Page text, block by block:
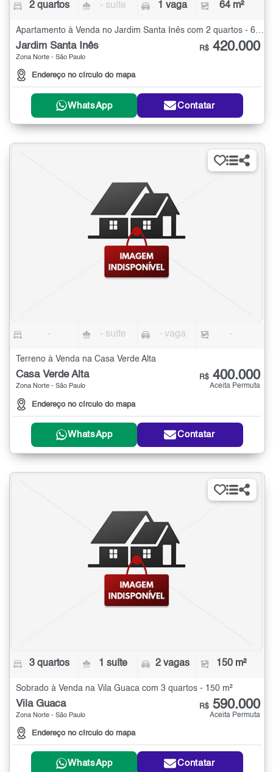
2 quartos - suíte 1 vaga 64 m²
Apartamento à Venda no Jardim Santa Inês com 2 quartos - 64 m²
Jardim Santa Inês
Zona Norte - São Paulo
Endereço no círculo do mapa
R$ 420.000
WhatsApp Contatar
- - suíte - vaga -
Terreno à Venda na Casa Verde Alta
Casa Verde Alta
Zona Norte - São Paulo
Endereço no círculo do mapa
R$ 400.000
Aceita Permuta
WhatsApp Contatar
3 quartos 1 suíte 2 vagas 150 m²
Sobrado à Venda na Vila Guaca com 3 quartos - 150 m²
Vila Guaca
Zona Norte - São Paulo
Endereço no círculo do mapa
R$ 590.000
Aceita Permuta
WhatsApp Contatar